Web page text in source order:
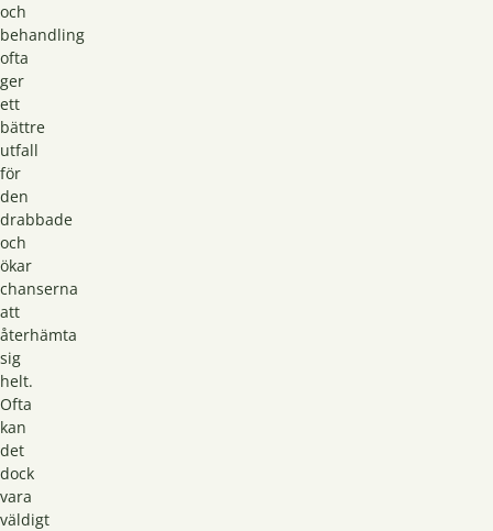
och
behandling
ofta
ger
ett
bättre
utfall
för
den
drabbade
och
ökar
chanserna
att
återhämta
sig
helt.
Ofta
kan
det
dock
vara
väldigt